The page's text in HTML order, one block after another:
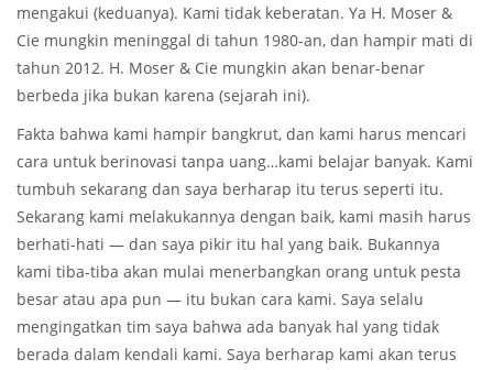
mengakui (keduanya). Kami tidak keberatan. Ya H. Moser &
Cie mungkin meninggal di tahun 1980-an, dan hampir mati di
tahun 2012. H. Moser & Cie mungkin akan benar-benar
berbeda jika bukan karena (sejarah ini).
Fakta bahwa kami hampir bangkrut, dan kami harus mencari
cara untuk berinovasi tanpa uang…kami belajar banyak. Kami
tumbuh sekarang dan saya berharap itu terus seperti itu.
Sekarang kami melakukannya dengan baik, kami masih harus
berhati-hati — dan saya pikir itu hal yang baik. Bukannya
kami tiba-tiba akan mulai menerbangkan orang untuk pesta
besar atau apa pun — itu bukan cara kami. Saya selalu
mengingatkan tim saya bahwa ada banyak hal yang tidak
berada dalam kendali kami. Saya berharap kami akan terus